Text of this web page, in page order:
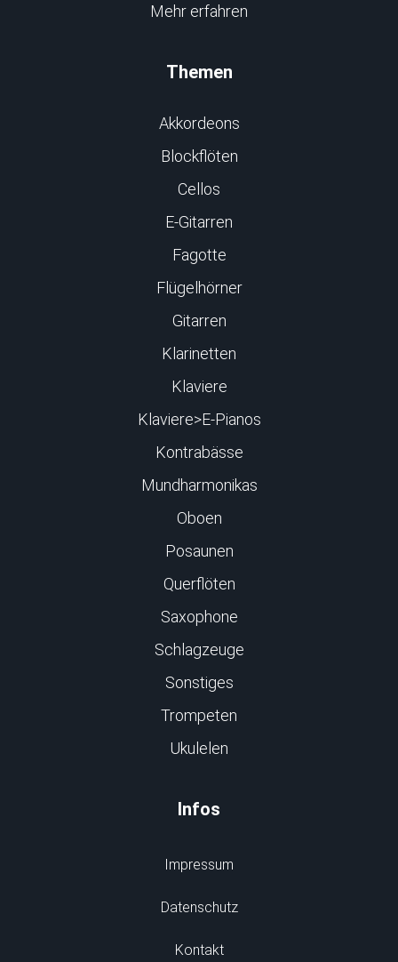
Mehr erfahren
Themen
Akkordeons
Blockflöten
Cellos
E-Gitarren
Fagotte
Flügelhörner
Gitarren
Klarinetten
Klaviere
Klaviere>E-Pianos
Kontrabässe
Mundharmonikas
Oboen
Posaunen
Querflöten
Saxophone
Schlagzeuge
Sonstiges
Trompeten
Ukulelen
Infos
Impressum
Datenschutz
Kontakt